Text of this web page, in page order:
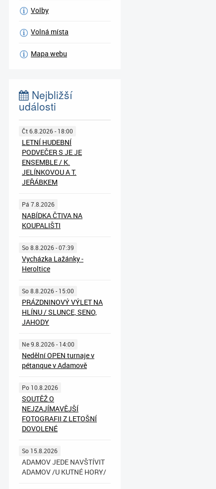
Volby
Volná místa
Mapa webu
Nejbližší
události
Čt 6.8.2026 - 18:00
LETNÍ HUDEBNÍ
PODVEČER S JE JE
ENSEMBLE / K.
JELÍNKOVOU A T.
JEŘÁBKEM
Pá 7.8.2026
NABÍDKA ČTIVA NA
KOUPALIŠTI
So 8.8.2026 - 07:39
Vycházka Lažánky -
Heroltice
So 8.8.2026 - 15:00
PRÁZDNINOVÝ VÝLET NA
HLÍNU / SLUNCE, SENO,
JAHODY
Ne 9.8.2026 - 14:00
Nedělní OPEN turnaje v
pétanque v Adamově
Po 10.8.2026
SOUTĚŽ O
NEJZAJÍMAVĚJŠÍ
FOTOGRAFII Z LETOŠNÍ
DOVOLENÉ
So 15.8.2026
ADAMOV JEDE NAVŠTÍVIT
ADAMOV /U KUTNÉ HORY/